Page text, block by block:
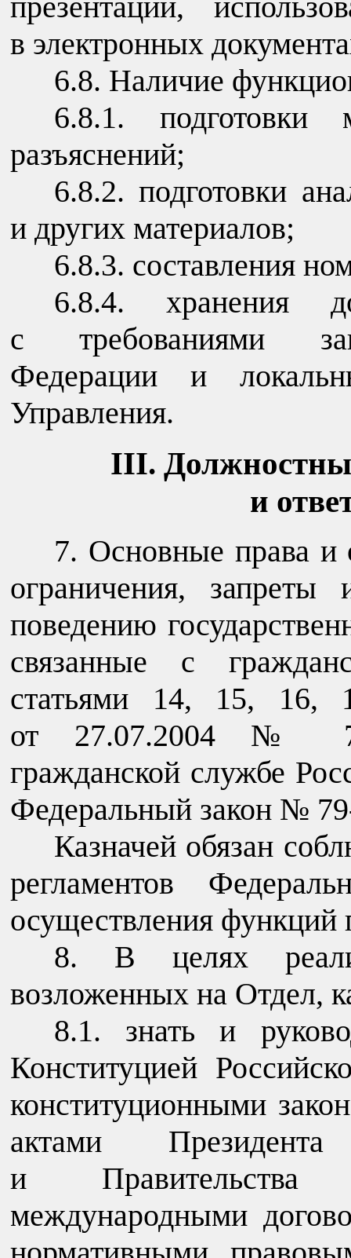
в электронных
6.8. Наличие
6.8.1. подготовки
разъяснений;
6.8.2. подготовки
и других материалов;
6.8.3. составления
6.8.4. хранения
с требованиями
Федерации и
Управления.
III.
и
7. Основные права и
ограничения,
поведению
связанные с
статьями 14, 15, 16,
от 27.07.2004 №
гражданской службе
Федеральный закон №
Казначей обязан
регламентов
осуществления функций
8. В целях
возложенных на Отдел,
8.1. знать и
Конституцией
конституционными
актами
и Правительства
международными